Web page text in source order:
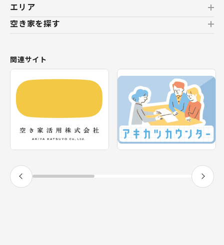
エリア
北海道
東北
関東
神奈川県
甲信越・北陸
東海
静岡県
空き家を探す
新着の空き家
テーマから探す
エリアから探す
関連サイト